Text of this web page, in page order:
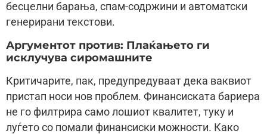
бесцелни барања, спам-содржини и автоматски
генерирани текстови.
Аргументот против: Плаќањето ги
исклучува сиромашните
Критичарите, пак, предупредуваат дека ваквиот
пристап носи нов проблем. Финансиската бариера
не го филтрира само лошиот квалитет, туку и
луѓето со помали финансиски можности. Како